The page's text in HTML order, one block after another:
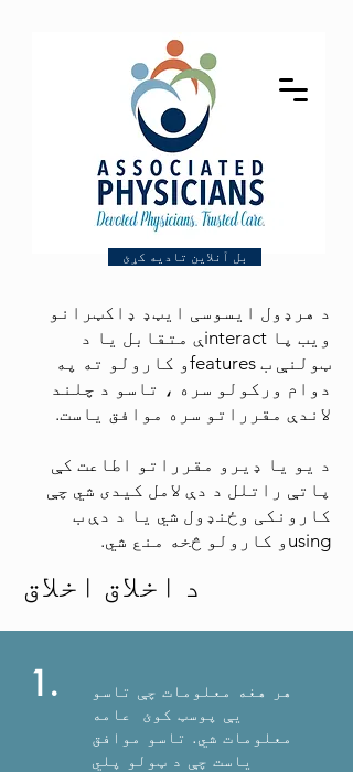
بل آنلاین تادیه کړئ
د هرډول ایسوسی ایټډ ډاکټرانو
ویب پا interactې متقابل یا د
ټولنې ب featuresو کارولو ته په
دوام ورکولو سره ، تاسو د چلند
لاندې مقرراتو سره موافق یاست.
د یو یا ډیرو مقرراتو اطاعت کې
پاتې راتلل د دې لامل کیدی شي چې
کارونکی وځنډول شي یا د دې ب
usingو کارولو څخه منع شي.
د اخلاق اخلاق
1.
هر هغه معلومات چې تاسو
یې پوسټ کوئ عامه
معلومات شي. تاسو موافق
یاست چې د ټولو پلي